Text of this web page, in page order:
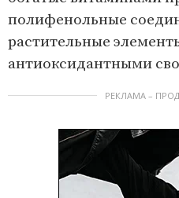
полифенольные
растительные
антиоксидантными
РЕКЛАМА –